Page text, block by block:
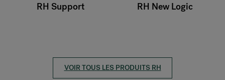
RH New Logic RH Logic
VOIR TOUS LES PRODUITS RH